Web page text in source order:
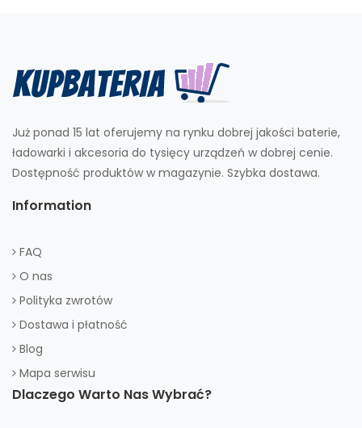
Już ponad 15 lat oferujemy na rynku dobrej jakości baterie,
ładowarki i akcesoria do tysięcy urządzeń w dobrej cenie.
Dostępność produktów w magazynie. Szybka dostawa.
Information
FAQ
O nas
Polityka zwrotów
Dostawa i płatność
Blog
Mapa serwisu
Dlaczego Warto Nas Wybrać?